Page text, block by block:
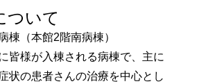
ついて
棟（本館2階南病棟）
皆様が入棟される病棟で、主に
状の患者さんの治療を中心とし